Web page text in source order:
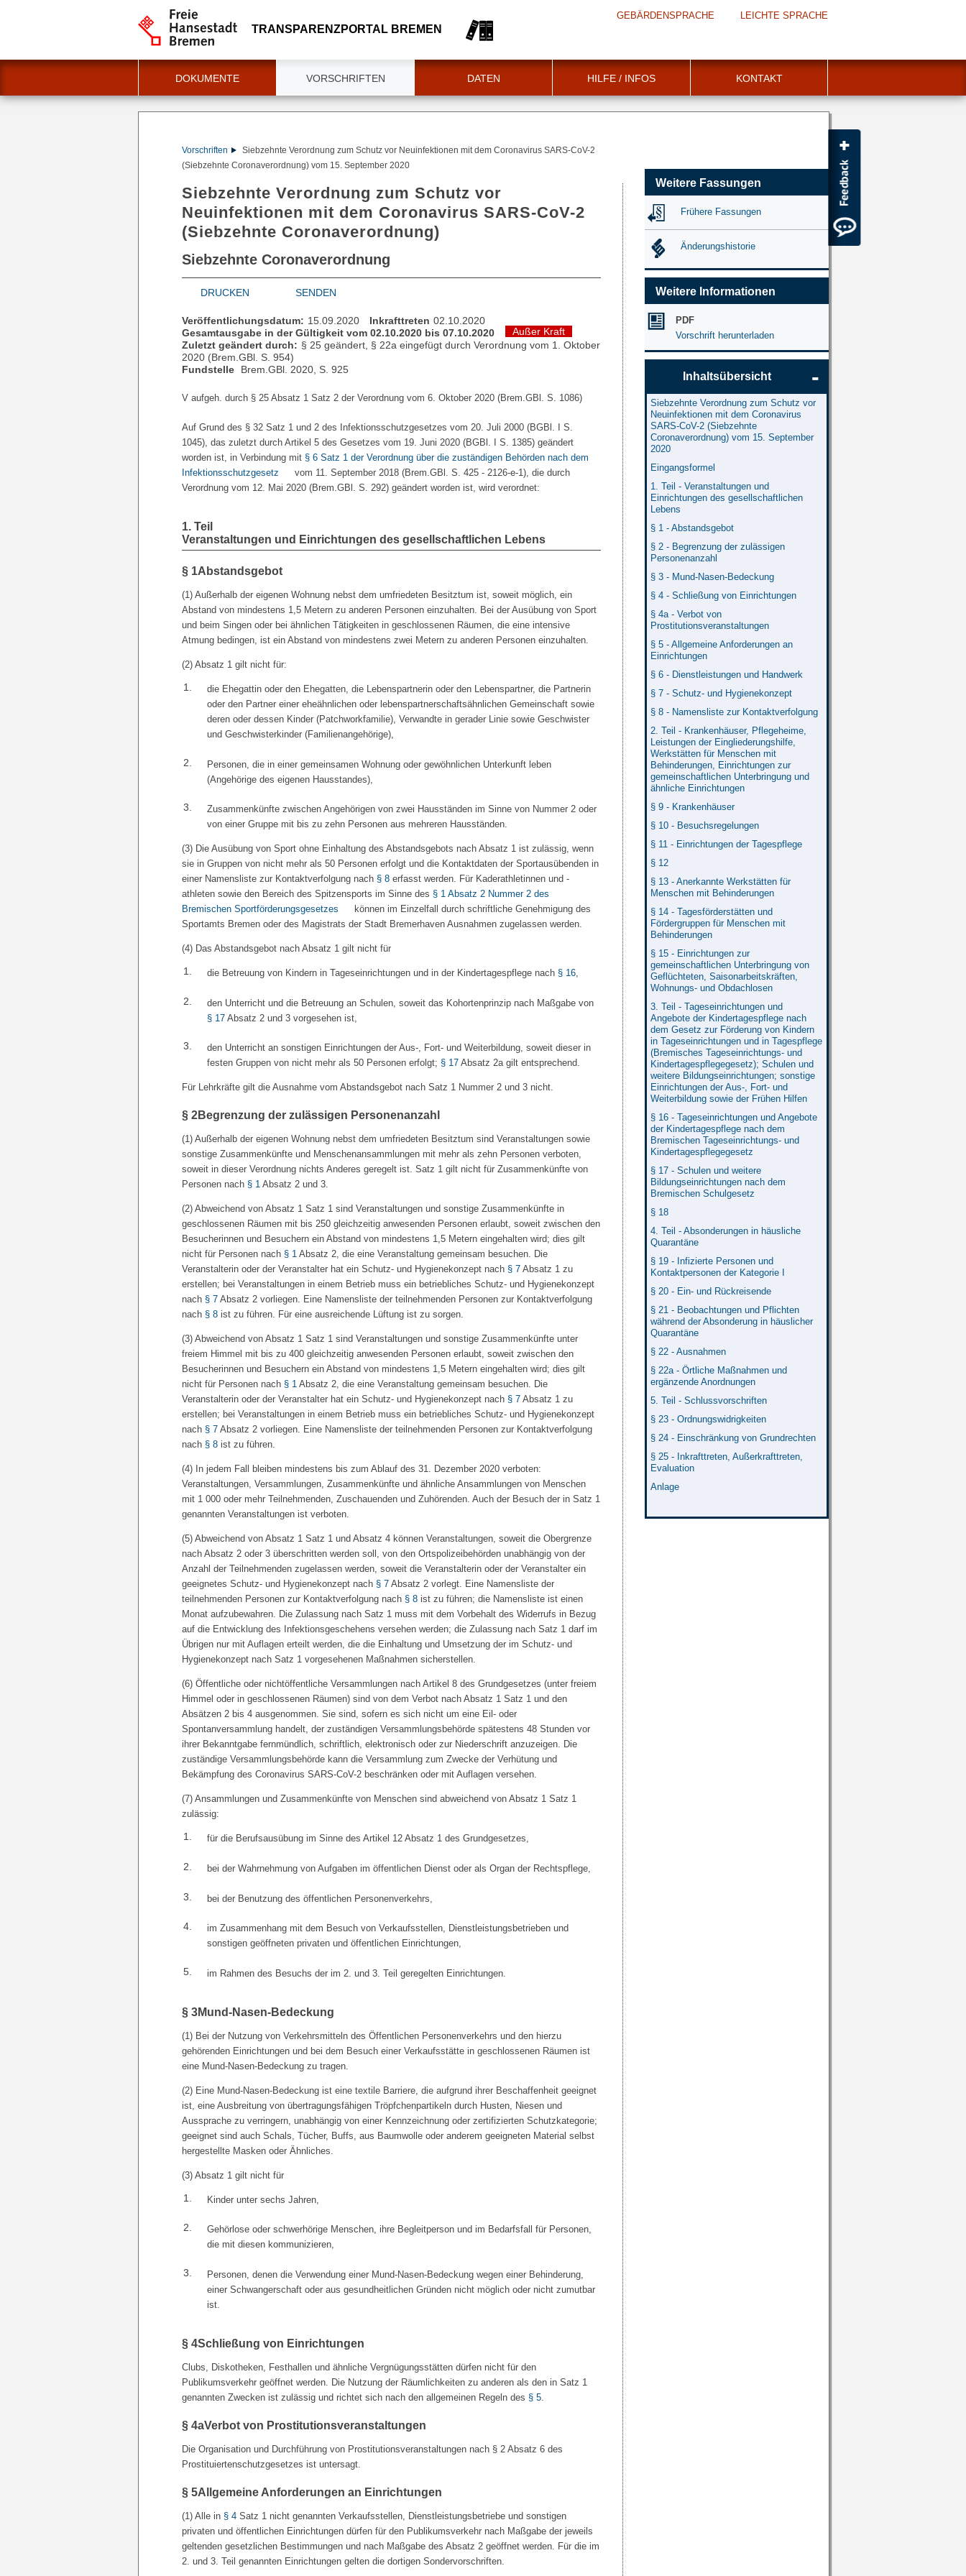
TRANSPARENZPORTAL BREMEN
GEBÄRDENSPRACHE LEICHTE SPRACHE
DOKUMENTE VORSCHRIFTEN DATEN HILFE / INFOS KONTAKT
Vorschriften
Siebzehnte Verordnung zum Schutz vor Neuinfektionen mit dem Coronavirus SARS-CoV-2
(Siebzehnte Coronaverordnung) vom 15. September 2020
Siebzehnte Verordnung zum Schutz vor
Neuinfektionen mit dem Coronavirus SARS-CoV-2
(Siebzehnte Coronaverordnung)
Siebzehnte Coronaverordnung
DRUCKEN SENDEN
Veröffentlichungsdatum: 15.09.2020 Inkrafttreten 02.10.2020
Gesamtausgabe in der Gültigkeit vom 02.10.2020 bis 07.10.2020
Außer Kraft
Zuletzt geändert durch: § 25 geändert, § 22a eingefügt durch Verordnung vom 1. Oktober
2020 (Brem.GBl. S. 954)
Fundstelle
Brem.GBl. 2020, S. 925
V aufgeh. durch § 25 Absatz 1 Satz 2 der Verordnung vom 6. Oktober 2020 (Brem.GBl. S. 1086)
Auf Grund des § 32 Satz 1 und 2 des Infektionsschutzgesetzes vom 20. Juli 2000 (BGBl. I S.
1045), das zuletzt durch Artikel 5 des Gesetzes vom 19. Juni 2020 (BGBl. I S. 1385) geändert
worden ist, in Verbindung mit § 6 Satz 1 der Verordnung über die zuständigen Behörden nach dem
Infektionsschutzgesetz
vom 11. September 2018 (Brem.GBl. S. 425 - 2126-e-1), die durch
Verordnung vom 12. Mai 2020 (Brem.GBl. S. 292) geändert worden ist, wird verordnet:
1. Teil
Veranstaltungen und Einrichtungen des gesellschaftlichen Lebens
§ 1Abstandsgebot
(1) Außerhalb der eigenen Wohnung nebst dem umfriedeten Besitztum ist, soweit möglich, ein
Abstand von mindestens 1,5 Metern zu anderen Personen einzuhalten. Bei der Ausübung von Sport
und beim Singen oder bei ähnlichen Tätigkeiten in geschlossenen Räumen, die eine intensive
Atmung bedingen, ist ein Abstand von mindestens zwei Metern zu anderen Personen einzuhalten.
(2) Absatz 1 gilt nicht für:
1.
die Ehegattin oder den Ehegatten, die Lebenspartnerin oder den Lebenspartner, die Partnerin
oder den Partner einer eheähnlichen oder lebenspartnerschaftsähnlichen Gemeinschaft sowie
deren oder dessen Kinder (Patchworkfamilie), Verwandte in gerader Linie sowie Geschwister
und Geschwisterkinder (Familienangehörige),
2.
Personen, die in einer gemeinsamen Wohnung oder gewöhnlichen Unterkunft leben
(Angehörige des eigenen Hausstandes),
3.
Zusammenkünfte zwischen Angehörigen von zwei Hausständen im Sinne von Nummer 2 oder
von einer Gruppe mit bis zu zehn Personen aus mehreren Hausständen.
(3) Die Ausübung von Sport ohne Einhaltung des Abstandsgebots nach Absatz 1 ist zulässig, wenn
sie in Gruppen von nicht mehr als 50 Personen erfolgt und die Kontaktdaten der Sportausübenden in
einer Namensliste zur Kontaktverfolgung nach § 8 erfasst werden. Für Kaderathletinnen und -
athleten sowie den Bereich des Spitzensports im Sinne des § 1 Absatz 2 Nummer 2 des
Bremischen Sportförderungsgesetzes
können im Einzelfall durch schriftliche Genehmigung des
Sportamts Bremen oder des Magistrats der Stadt Bremerhaven Ausnahmen zugelassen werden.
(4) Das Abstandsgebot nach Absatz 1 gilt nicht für
1. die Betreuung von Kindern in Tageseinrichtungen und in der Kindertagespflege nach § 16,
2.
den Unterricht und die Betreuung an Schulen, soweit das Kohortenprinzip nach Maßgabe von
§ 17 Absatz 2 und 3 vorgesehen ist,
3.
den Unterricht an sonstigen Einrichtungen der Aus-, Fort- und Weiterbildung, soweit dieser in
festen Gruppen von nicht mehr als 50 Personen erfolgt; § 17 Absatz 2a gilt entsprechend.
Für Lehrkräfte gilt die Ausnahme vom Abstandsgebot nach Satz 1 Nummer 2 und 3 nicht.
§ 2Begrenzung der zulässigen Personenanzahl
(1) Außerhalb der eigenen Wohnung nebst dem umfriedeten Besitztum sind Veranstaltungen sowie
sonstige Zusammenkünfte und Menschenansammlungen mit mehr als zehn Personen verboten,
soweit in dieser Verordnung nichts Anderes geregelt ist. Satz 1 gilt nicht für Zusammenkünfte von
Personen nach § 1 Absatz 2 und 3.
(2) Abweichend von Absatz 1 Satz 1 sind Veranstaltungen und sonstige Zusammenkünfte in
geschlossenen Räumen mit bis 250 gleichzeitig anwesenden Personen erlaubt, soweit zwischen den
Besucherinnen und Besuchern ein Abstand von mindestens 1,5 Metern eingehalten wird; dies gilt
nicht für Personen nach § 1 Absatz 2, die eine Veranstaltung gemeinsam besuchen. Die
Veranstalterin oder der Veranstalter hat ein Schutz- und Hygienekonzept nach § 7 Absatz 1 zu
erstellen; bei Veranstaltungen in einem Betrieb muss ein betriebliches Schutz- und Hygienekonzept
nach § 7 Absatz 2 vorliegen. Eine Namensliste der teilnehmenden Personen zur Kontaktverfolgung
nach § 8 ist zu führen. Für eine ausreichende Lüftung ist zu sorgen.
(3) Abweichend von Absatz 1 Satz 1 sind Veranstaltungen und sonstige Zusammenkünfte unter
freiem Himmel mit bis zu 400 gleichzeitig anwesenden Personen erlaubt, soweit zwischen den
Besucherinnen und Besuchern ein Abstand von mindestens 1,5 Metern eingehalten wird; dies gilt
nicht für Personen nach § 1 Absatz 2, die eine Veranstaltung gemeinsam besuchen. Die
Veranstalterin oder der Veranstalter hat ein Schutz- und Hygienekonzept nach § 7 Absatz 1 zu
erstellen; bei Veranstaltungen in einem Betrieb muss ein betriebliches Schutz- und Hygienekonzept
nach § 7 Absatz 2 vorliegen. Eine Namensliste der teilnehmenden Personen zur Kontaktverfolgung
nach § 8 ist zu führen.
(4) In jedem Fall bleiben mindestens bis zum Ablauf des 31. Dezember 2020 verboten:
Veranstaltungen, Versammlungen, Zusammenkünfte und ähnliche Ansammlungen von Menschen
mit 1 000 oder mehr Teilnehmenden, Zuschauenden und Zuhörenden. Auch der Besuch der in Satz 1
genannten Veranstaltungen ist verboten.
(5) Abweichend von Absatz 1 Satz 1 und Absatz 4 können Veranstaltungen, soweit die Obergrenze
nach Absatz 2 oder 3 überschritten werden soll, von den Ortspolizeibehörden unabhängig von der
Anzahl der Teilnehmenden zugelassen werden, soweit die Veranstalterin oder der Veranstalter ein
geeignetes Schutz- und Hygienekonzept nach § 7 Absatz 2 vorlegt. Eine Namensliste der
teilnehmenden Personen zur Kontaktverfolgung nach § 8 ist zu führen; die Namensliste ist einen
Monat aufzubewahren. Die Zulassung nach Satz 1 muss mit dem Vorbehalt des Widerrufs in Bezug
auf die Entwicklung des Infektionsgeschehens versehen werden; die Zulassung nach Satz 1 darf im
Übrigen nur mit Auflagen erteilt werden, die die Einhaltung und Umsetzung der im Schutz- und
Hygienekonzept nach Satz 1 vorgesehenen Maßnahmen sicherstellen.
(6) Öffentliche oder nichtöffentliche Versammlungen nach Artikel 8 des Grundgesetzes (unter freiem
Himmel oder in geschlossenen Räumen) sind von dem Verbot nach Absatz 1 Satz 1 und den
Absätzen 2 bis 4 ausgenommen. Sie sind, sofern es sich nicht um eine Eil- oder
Spontanversammlung handelt, der zuständigen Versammlungsbehörde spätestens 48 Stunden vor
ihrer Bekanntgabe fernmündlich, schriftlich, elektronisch oder zur Niederschrift anzuzeigen. Die
zuständige Versammlungsbehörde kann die Versammlung zum Zwecke der Verhütung und
Bekämpfung des Coronavirus SARS-CoV-2 beschränken oder mit Auflagen versehen.
(7) Ansammlungen und Zusammenkünfte von Menschen sind abweichend von Absatz 1 Satz 1
zulässig:
1. für die Berufsausübung im Sinne des Artikel 12 Absatz 1 des Grundgesetzes,
2. bei der Wahrnehmung von Aufgaben im öffentlichen Dienst oder als Organ der Rechtspflege,
3. bei der Benutzung des öffentlichen Personenverkehrs,
4.
im Zusammenhang mit dem Besuch von Verkaufsstellen, Dienstleistungsbetrieben und
sonstigen geöffneten privaten und öffentlichen Einrichtungen,
5. im Rahmen des Besuchs der im 2. und 3. Teil geregelten Einrichtungen.
§ 3Mund-Nasen-Bedeckung
(1) Bei der Nutzung von Verkehrsmitteln des Öffentlichen Personenverkehrs und den hierzu
gehörenden Einrichtungen und bei dem Besuch einer Verkaufsstätte in geschlossenen Räumen ist
eine Mund-Nasen-Bedeckung zu tragen.
(2) Eine Mund-Nasen-Bedeckung ist eine textile Barriere, die aufgrund ihrer Beschaffenheit geeignet
ist, eine Ausbreitung von übertragungsfähigen Tröpfchenpartikeln durch Husten, Niesen und
Aussprache zu verringern, unabhängig von einer Kennzeichnung oder zertifizierten Schutzkategorie;
geeignet sind auch Schals, Tücher, Buffs, aus Baumwolle oder anderem geeigneten Material selbst
hergestellte Masken oder Ähnliches.
(3) Absatz 1 gilt nicht für
1. Kinder unter sechs Jahren,
2.
Gehörlose oder schwerhörige Menschen, ihre Begleitperson und im Bedarfsfall für Personen,
die mit diesen kommunizieren,
3.
Personen, denen die Verwendung einer Mund-Nasen-Bedeckung wegen einer Behinderung,
einer Schwangerschaft oder aus gesundheitlichen Gründen nicht möglich oder nicht zumutbar
ist.
§ 4Schließung von Einrichtungen
Clubs, Diskotheken, Festhallen und ähnliche Vergnügungsstätten dürfen nicht für den
Publikumsverkehr geöffnet werden. Die Nutzung der Räumlichkeiten zu anderen als den in Satz 1
genannten Zwecken ist zulässig und richtet sich nach den allgemeinen Regeln des § 5
§ 4aVerbot von Prostitutionsveranstaltungen
Die Organisation und Durchführung von Prostitutionsveranstaltungen nach § 2 Absatz 6 des
Prostituiertenschutzgesetzes ist untersagt.
§ 5Allgemeine Anforderungen an Einrichtungen
(1) Alle in § 4 Satz 1 nicht genannten Verkaufsstellen, Dienstleistungsbetriebe und sonstigen
privaten und öffentlichen Einrichtungen dürfen für den Publikumsverkehr nach Maßgabe der jeweils
geltenden gesetzlichen Bestimmungen und nach Maßgabe des Absatz 2 geöffnet werden. Für die im
2. und 3. Teil genannten Einrichtungen gelten die dortigen Sondervorschriften.
Weitere Fassungen
Frühere Fassungen
Änderungshistorie
Weitere Informationen
PDF
Vorschrift herunterladen
Inhaltsübersicht
Siebzehnte Verordnung zum Schutz vor
Neuinfektionen mit dem Coronavirus
SARS-CoV-2 (Siebzehnte
Coronaverordnung) vom 15. September
2020
Eingangsformel
1. Teil - Veranstaltungen und
Einrichtungen des gesellschaftlichen
Lebens
§ 1 - Abstandsgebot
§ 2 - Begrenzung der zulässigen
Personenanzahl
§ 3 - Mund-Nasen-Bedeckung
§ 4 - Schließung von Einrichtungen
§ 4a - Verbot von
Prostitutionsveranstaltungen
§ 5 - Allgemeine Anforderungen an
Einrichtungen
§ 6 - Dienstleistungen und Handwerk
§ 7 - Schutz- und Hygienekonzept
§ 8 - Namensliste zur Kontaktverfolgung
2. Teil - Krankenhäuser, Pflegeheime,
Leistungen der Eingliederungshilfe,
Werkstätten für Menschen mit
Behinderungen, Einrichtungen zur
gemeinschaftlichen Unterbringung und
ähnliche Einrichtungen
§ 9 - Krankenhäuser
§ 10 - Besuchsregelungen
§ 11 - Einrichtungen der Tagespflege
§ 12
§ 13 - Anerkannte Werkstätten für
Menschen mit Behinderungen
§ 14 - Tagesförderstätten und
Fördergruppen für Menschen mit
Behinderungen
§ 15 - Einrichtungen zur
gemeinschaftlichen Unterbringung von
Geflüchteten, Saisonarbeitskräften,
Wohnungs- und Obdachlosen
3. Teil - Tageseinrichtungen und
Angebote der Kindertagespflege nach
dem Gesetz zur Förderung von Kindern
in Tageseinrichtungen und in Tagespflege
(Bremisches Tageseinrichtungs- und
Kindertagespflegegesetz); Schulen und
weitere Bildungseinrichtungen; sonstige
Einrichtungen der Aus-, Fort- und
Weiterbildung sowie der Frühen Hilfen
§ 16 - Tageseinrichtungen und Angebote
der Kindertagespflege nach dem
Bremischen Tageseinrichtungs- und
Kindertagespflegegesetz
§ 17 - Schulen und weitere
Bildungseinrichtungen nach dem
Bremischen Schulgesetz
§ 18
4. Teil - Absonderungen in häusliche
Quarantäne
§ 19 - Infizierte Personen und
Kontaktpersonen der Kategorie I
§ 20 - Ein- und Rückreisende
§ 21 - Beobachtungen und Pflichten
während der Absonderung in häuslicher
Quarantäne
§ 22 - Ausnahmen
§ 22a - Örtliche Maßnahmen und
ergänzende Anordnungen
5. Teil - Schlussvorschriften
§ 23 - Ordnungswidrigkeiten
§ 24 - Einschränkung von Grundrechten
§ 25 - Inkrafttreten, Außerkrafttreten,
Evaluation
Anlage